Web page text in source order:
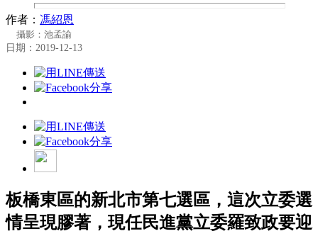
作者： 馮紹恩
攝影：池孟諭
日期：2019-12-13
板橋東區的新北市第七選區，這次立委選
情呈現膠著，現任民進黨立委羅致政要迎